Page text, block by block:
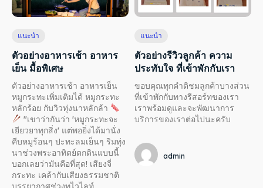
แนะนำ
ตัวอย่างอาหารเช้า อาหาร
เย็น มื้อพิเศษ
ตัวอย่างอาหารเช้า อาหารเย็น
หมูกระทะเพิ่มเติมได้ หมูกระทะ
หลักร้อย กับวิวทุ่งนาหลักล้า
"เขาว่ากันว่า 'หมูกระทะจะ
เยียวยาทุกสิ่ง' แต่พอยิ่งได้มานั่ง
คีบหมูร้อนๆ ปะทะลมเย็นๆ ริมทุ่ง
นาช่วงพระอาทิตย์ตกดินแบบนี้
บอกเลยว่ามันคือที่สุด! เสียงจี่
กระทะ เคล้ากับเสียงธรรมชาติ
แนะนำ
ตัวอย่างรีวิวลูกค้า ความ
ประทับใจ ที่เข้าพักกับเรา
ขอบคุณทุกคำติชมลูกค้าบางส่วน
ที่เข้าพักกับทางรีสอร์ทของเรา
เราพร้อมดูและจะพัฒนาการ
บริการของเราต่อไปนะครับ
admin